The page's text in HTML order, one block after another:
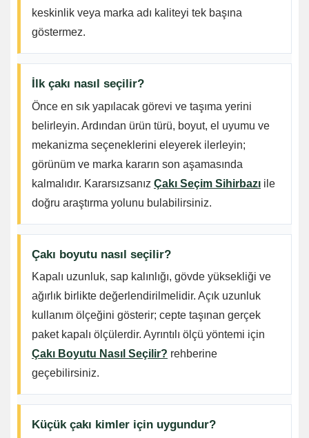
keskinlik veya marka adı kaliteyi tek başına
göstermez.
İlk çakı nasıl seçilir?
Önce en sık yapılacak görevi ve taşıma yerini
belirleyin. Ardından ürün türü, boyut, el uyumu ve
mekanizma seçeneklerini eleyerek ilerleyin;
görünüm ve marka kararın son aşamasında
kalmalıdır. Kararsızsanız Çakı Seçim Sihirbazı ile
doğru araştırma yolunu bulabilirsiniz.
Çakı boyutu nasıl seçilir?
Kapalı uzunluk, sap kalınlığı, gövde yüksekliği ve
ağırlık birlikte değerlendirilmelidir. Açık uzunluk
kullanım ölçeğini gösterir; cepte taşınan gerçek
paket kapalı ölçülerdir. Ayrıntılı ölçü yöntemi için
Çakı Boyutu Nasıl Seçilir? rehberine
geçebilirsiniz.
Küçük çakı kimler için uygundur?